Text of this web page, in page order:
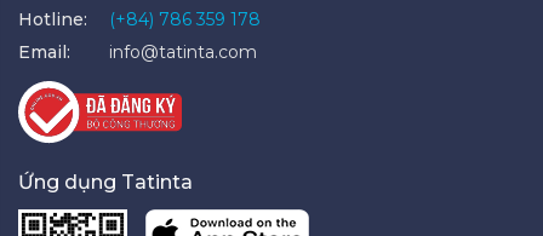
Hotline:
(+84) 786 359 178
Email:
info@tatinta.com
Ứng dụng Tatinta